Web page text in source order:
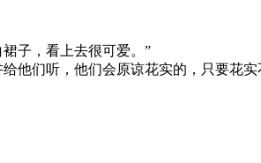
子，看上去很可爱。”
们听，他们会原谅花实的，只要花